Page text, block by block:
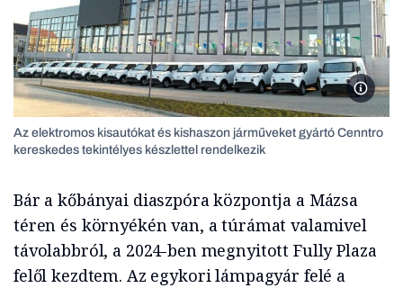
Az
Az elektromos kisautókat és kishaszon járműveket gyártó Cenntro
kereskedes tekintélyes készlettel rendelkezik
Bár a kőbányai diaszpóra központja a Mázsa
téren és környékén van, a túrámat valamivel
távolabbról, a 2024-ben megnyitott Fully Plaza
felől kezdtem. Az egykori lámpagyár felé a